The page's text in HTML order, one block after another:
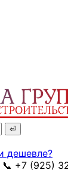
дешевле?
+7 (925)